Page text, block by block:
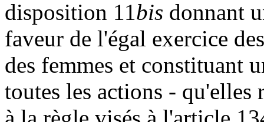
disposition 11bis donnant
faveur de l'égal exercice
des femmes et constituant
toutes les actions - qu'elles